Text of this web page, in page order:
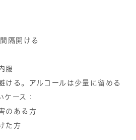
隔開ける
服
ける。アルコールは少量に留める
ケース：
のある方
た方